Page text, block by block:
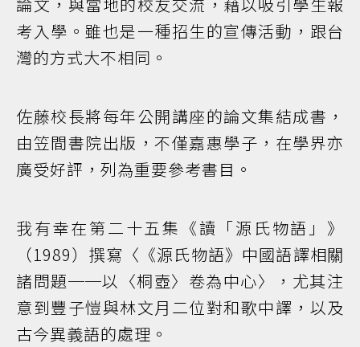
考入學。雖也是一種招生的宣傳活動，跟台
灣的方式大不相同。
佐藤校長將每年公開講座的論文集結成書，
由笠間書院出版，不僅嘉惠學子，在學界亦
廣受好評，列為重要參考書目。
我有幸在第二十五集《讀「源氏物語」》
（1989）撰寫〈《源氏物語》中國語譯相關
諸問題──以〈桐壺〉卷為中心〉，尤其注
意到豐子愷與林文月二位對和歌中譯，以及
古今異義語的處理。